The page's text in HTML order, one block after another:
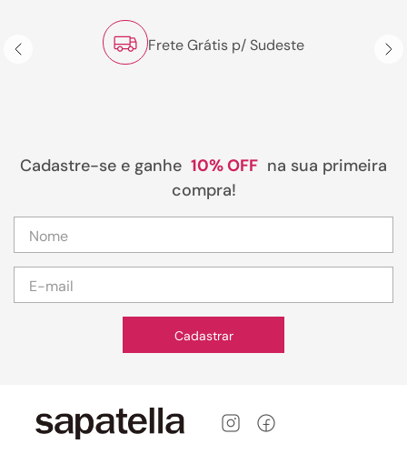
Frete Grátis p/ Sudeste
Cadastre-se e ganhe 10% OFF na sua primeira
compra!
Cadastrar